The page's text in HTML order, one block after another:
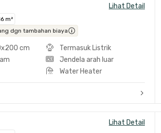
Lihat Detail
m²
dgn tambahan biaya
cm
Termasuk Listrik
Jendela arah luar
Water Heater
Lihat Detail